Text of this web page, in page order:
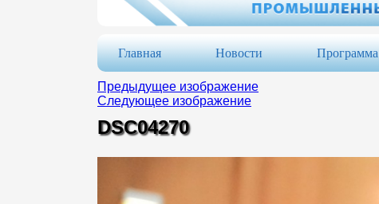
Главная Новости Программа
Предыдущее изображение
Следующее изображение
DSC04270